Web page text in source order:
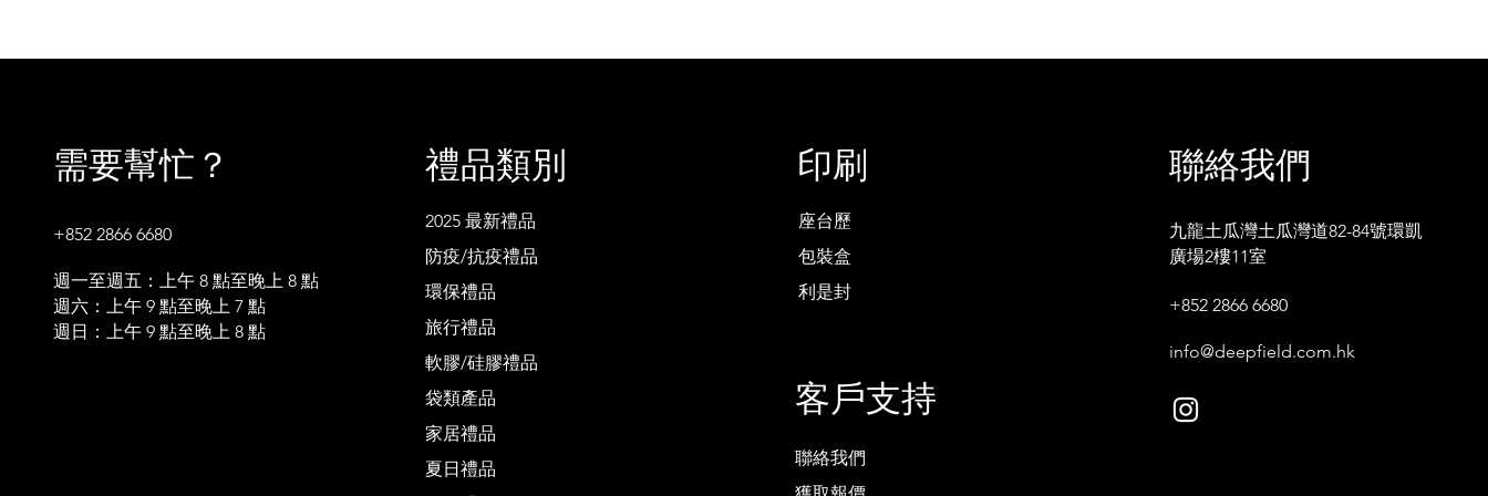
需要幫忙？
+852 2866 6680
週一至週五：上午 8 點至晚上 8 點
週六：上午 9 點至晚上 7 點
週日：上午 9 點至晚上 8 點
禮品類別
2025 最新禮品
防疫/抗疫禮品
環保禮品
旅行禮品
軟膠/硅膠禮品
袋類產品
家居禮品
夏日禮品
印刷
座台歷
包裝盒
利是封
客戶支持
聯絡我們
聯絡我們
九龍土瓜灣土瓜灣道82-84號環凱
廣場2樓11室
+852 2866 6680
info@deepfield.com.hk